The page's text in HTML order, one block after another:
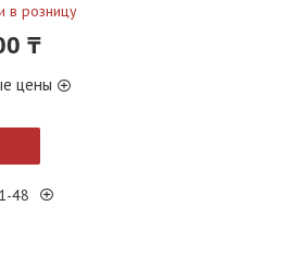
в розницу
₸
цены
48